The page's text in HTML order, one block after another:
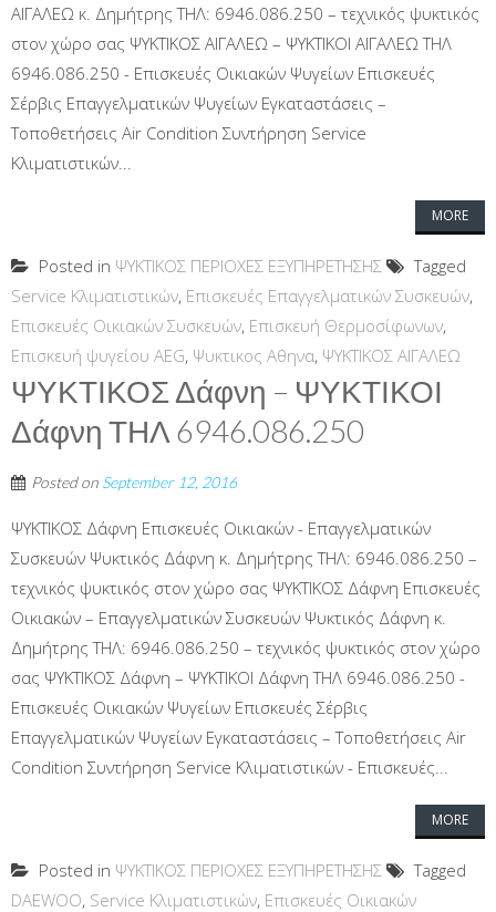
ΑΙΓΑΛΕΩ κ. Δημήτρης ΤΗΛ: 6946.086.250 – τεχνικός ψυκτικός
στον χώρο σας ΨΥΚΤΙΚΟΣ ΑΙΓΑΛΕΩ – ΨΥΚΤΙΚΟΙ ΑΙΓΑΛΕΩ ΤΗΛ
6946.086.250 - Επισκευές Οικιακών Ψυγείων Επισκευές
Σέρβις Επαγγελματικών Ψυγείων Εγκαταστάσεις –
Τοποθετήσεις Air Condition Συντήρηση Service
Κλιματιστικών...
MORE
Posted in ΨΥΚΤΙΚΟΣ ΠΕΡΙΟΧΕΣ ΕΞΥΠΗΡΕΤΗΣΗΣ
Tagged
Service Κλιματιστικών, Επισκευές Επαγγελματικών Συσκευών,
Επισκευές Οικιακών Συσκευών, Επισκευή Θερμοσίφωνων,
Επισκευή ψυγείου AEG, Ψυκτικος Αθηνα, ΨΥΚΤΙΚΟΣ ΑΙΓΑΛΕΩ
ΨΥΚΤΙΚΟΣ Δάφνη – ΨΥΚΤΙΚΟΙ
Δάφνη ΤΗΛ 6946.086.250
Posted on September 12, 2016
ΨΥΚΤΙΚΟΣ Δάφνη Επισκευές Οικιακών - Επαγγελματικών
Συσκευών Ψυκτικός Δάφνη κ. Δημήτρης ΤΗΛ: 6946.086.250 –
τεχνικός ψυκτικός στον χώρο σας ΨΥΚΤΙΚΟΣ Δάφνη Επισκευές
Οικιακών – Επαγγελματικών Συσκευών Ψυκτικός Δάφνη κ.
Δημήτρης ΤΗΛ: 6946.086.250 – τεχνικός ψυκτικός στον χώρο
σας ΨΥΚΤΙΚΟΣ Δάφνη – ΨΥΚΤΙΚΟΙ Δάφνη ΤΗΛ 6946.086.250 -
Επισκευές Οικιακών Ψυγείων Επισκευές Σέρβις
Επαγγελματικών Ψυγείων Εγκαταστάσεις – Τοποθετήσεις Air
Condition Συντήρηση Service Κλιματιστικών - Επισκευές...
MORE
Posted in ΨΥΚΤΙΚΟΣ ΠΕΡΙΟΧΕΣ ΕΞΥΠΗΡΕΤΗΣΗΣ
Tagged
DAEWOO, Service Κλιματιστικών, Επισκευές Οικιακών